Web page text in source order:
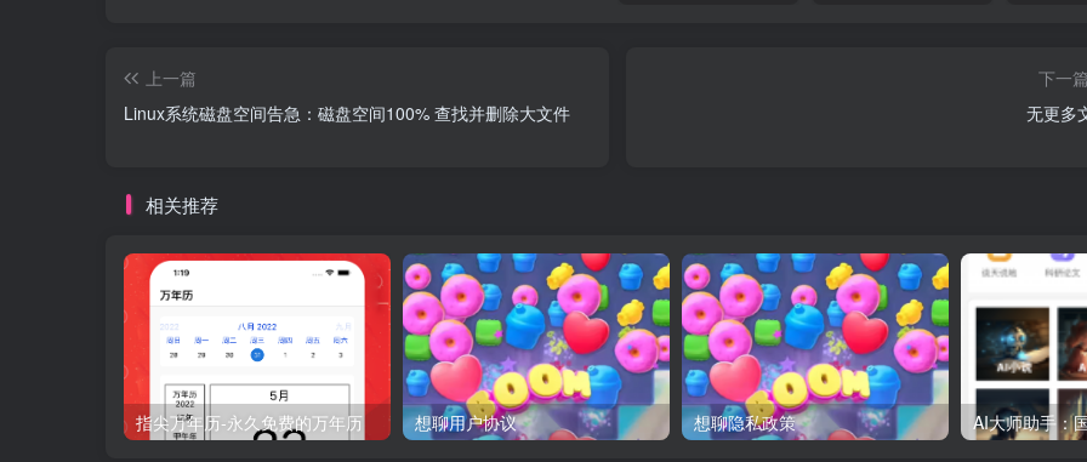
上一篇
Linux系统磁盘空间告急：磁盘空间100% 查找并删除大文件
下一
无更多
相关推荐
指尖万年历-永久免费的万年历 想聊用户协议 想聊隐私政策